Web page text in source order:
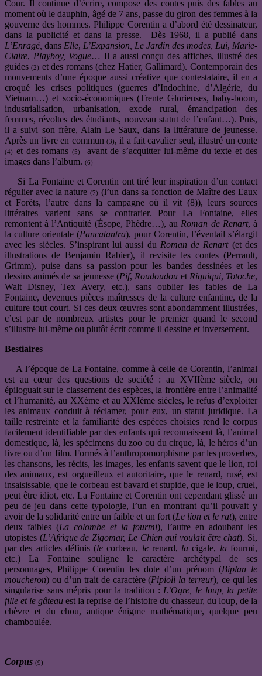
Cour. Il continue d’écrire, compose des contes puis des fables au
moment où le dauphin, âgé de 7 ans, passe du giron des femmes à la
gouverne des hommes. Philippe Corentin a d’abord été dessinateur,
dans la publicité et dans la presse. Dès 1968, il a publié dans
L’Enragé, dans Elle, L’Expansion, Le Jardin des modes, Lui, Marie-
Claire, Playboy, Vogue… Il a aussi conçu des affiches, illustré des
guides(2) et des romans (chez Hatier, Gallimard). Contemporain des
mouvements d’une époque aussi créative que contestataire, il en a
croqué les crises politiques (guerres d’Indochine, d’Algérie, du
Vietnam…) et socio-économiques (Trente Glorieuses, baby-boom,
industrialisation, urbanisation, exode rural, émancipation des
femmes, révoltes des étudiants, nouveau statut de l’enfant…). Puis,
il a suivi son frère, Alain Le Saux, dans la littérature de jeunesse.
Après un livre en commun (3), il a fait cavalier seul, illustré un conte
(4) et des romans(5)
avant de s’acquitter lui-même du texte et des
images dans l’album. (6)
Si La Fontaine et Corentin ont tiré leur inspiration d’un contact
régulier avec la nature (7) (l’un dans sa fonction de Maître des Eaux
et Forêts, l’autre dans la campagne où il vit (8)), leurs sources
littéraires varient sans se contrarier. Pour La Fontaine, elles
remontent à l’Antiquité (Ésope, Phèdre…), auRoman de Renart, à
la culture orientale (Pancatantra), pour Corentin, l’éventail s’élargit
avec les siècles. S’inspirant lui aussi du Roman de Renart (et des
illustrations de Benjamin Rabier), il revisite les contes (Perrault,
Grimm), puise dans sa passion pour les bandes dessinées et les
dessins animés de sa jeunesse (Pif,Roudoudou et Riquiqui, Totoche,
Walt Disney, Tex Avery, etc.), sans oublier les fables de La
Fontaine, devenues pièces maîtresses de la culture enfantine, de la
culture tout court. Si ces deux œuvres sont abondamment illustrées,
c’est par de nombreux artistes pour le premier quand le second
s’illustre lui-même ou plutôt écrit comme il dessine et inversement.
Bestiaires
A l’époque de La Fontaine, comme à celle de Corentin, l’animal
est au cœur des questions de société : au XVIIème siècle, on
épiloguait sur le classement des espèces, la frontière entre l’animalité
et l’humanité, au XXème et au XXIème siècles, le refus d’exploiter
les animaux conduit à réclamer, pour eux, un statut juridique. La
taille restreinte et la familiarité des espèces choisies rend le corpus
facilement identifiable par des enfants qui reconnaissent là, l’animal
domestique, là, les spécimens du zoo ou du cirque, là, le héros d’un
livre ou d’un film. Formés à l’anthropomorphisme par les proverbes,
les chansons, les récits, les images, les enfants savent que le lion, roi
des animaux, est orgueilleux et autoritaire, que le renard, rusé, est
insaisissable, que le corbeau est bavard et stupide, que le loup, cruel,
peut être idiot, etc. La Fontaine et Corentin ont cependant glissé un
peu de jeu dans cette typologie, l’un en montrant qu’il pouvait y
avoir de la solidarité entre un faible et un fort (Le lion et le rat), entre
deux faibles (La colombe et la fourmi), l’autre en adoubant les
utopistes (L’Afrique de Zigomar, Le Chien qui voulait être chat). Si,
par des articles définis (le corbeau, le renard, la cigale, lafourmi,
etc.) La Fontaine souligne le caractère archétypal de ses
personnages, Philippe Corentin les dote d’un prénom (Biplan le
moucheron) ou d’un trait de caractère (Pipioli la terreur), ce qui les
singularise sans mépris pour la tradition :L’Ogre, le loup, la petite
fille et le gâteau est la reprise de l’histoire du chasseur, du loup, de la
chèvre et du chou, antique énigme mathématique, quelque peu
chamboulée.
Corpus (9)